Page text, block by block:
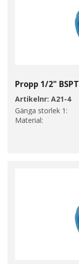
Propp 1/2" BSPT
Artikelnr: A21-4
Gänga storlek 1:
Material: